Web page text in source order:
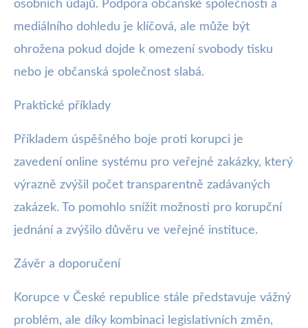
osobních údajů. Podpora občanské společnosti a
mediálního dohledu je klíčová, ale může být
ohrožena pokud dojde k omezení svobody tisku
nebo je občanská společnost slabá.
Praktické příklady
Příkladem úspěšného boje proti korupci je
zavedení online systému pro veřejné zakázky, který
výrazně zvýšil počet transparentně zadávaných
zakázek. To pomohlo snížit možnosti pro korupční
jednání a zvýšilo důvěru ve veřejné instituce.
Závěr a doporučení
Korupce v České republice stále představuje vážný
problém, ale díky kombinaci legislativních změn,